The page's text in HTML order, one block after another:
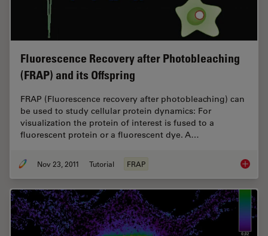
Fluorescence Recovery after Photobleaching
(FRAP) and its Offspring
FRAP (Fluorescence recovery after photobleaching) can
be used to study cellular protein dynamics: For
visualization the protein of interest is fused to a
fluorescent protein or a fluorescent dye. A…
Nov 23, 2011 Tutorial FRAP